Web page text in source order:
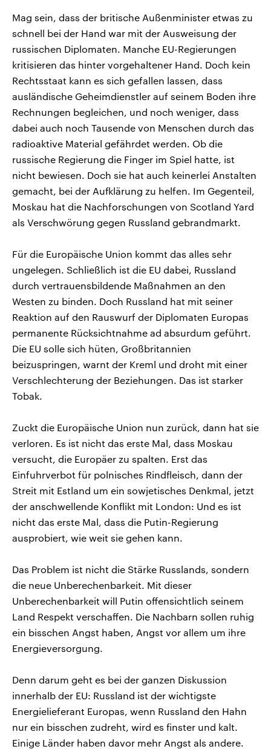
Mag sein, dass der britische Außenminister etwas zu
schnell bei der Hand war mit der Ausweisung der
russischen Diplomaten. Manche EU-Regierungen
kritisieren das hinter vorgehaltener Hand. Doch kein
Rechtsstaat kann es sich gefallen lassen, dass
ausländische Geheimdienstler auf seinem Boden ihre
Rechnungen begleichen, und noch weniger, dass
dabei auch noch Tausende von Menschen durch das
radioaktive Material gefährdet werden. Ob die
russische Regierung die Finger im Spiel hatte, ist
nicht bewiesen. Doch sie hat auch keinerlei Anstalten
gemacht, bei der Aufklärung zu helfen. Im Gegenteil,
Moskau hat die Nachforschungen von Scotland Yard
als Verschwörung gegen Russland gebrandmarkt.
Für die Europäische Union kommt das alles sehr
ungelegen. Schließlich ist die EU dabei, Russland
durch vertrauensbildende Maßnahmen an den
Westen zu binden. Doch Russland hat mit seiner
Reaktion auf den Rauswurf der Diplomaten Europas
permanente Rücksichtnahme ad absurdum geführt.
Die EU solle sich hüten, Großbritannien
beizuspringen, warnt der Kreml und droht mit einer
Verschlechterung der Beziehungen. Das ist starker
Tobak.
Zuckt die Europäische Union nun zurück, dann hat sie
verloren. Es ist nicht das erste Mal, dass Moskau
versucht, die Europäer zu spalten. Erst das
Einfuhrverbot für polnisches Rindfleisch, dann der
Streit mit Estland um ein sowjetisches Denkmal, jetzt
der anschwellende Konflikt mit London: Und es ist
nicht das erste Mal, dass die Putin-Regierung
ausprobiert, wie weit sie gehen kann.
Das Problem ist nicht die Stärke Russlands, sondern
die neue Unberechenbarkeit. Mit dieser
Unberechenbarkeit will Putin offensichtlich seinem
Land Respekt verschaffen. Die Nachbarn sollen ruhig
ein bisschen Angst haben, Angst vor allem um ihre
Energieversorgung.
Denn darum geht es bei der ganzen Diskussion
innerhalb der EU: Russland ist der wichtigste
Energielieferant Europas, wenn Russland den Hahn
nur ein bisschen zudreht, wird es finster und kalt.
Einige Länder haben davor mehr Angst als andere.